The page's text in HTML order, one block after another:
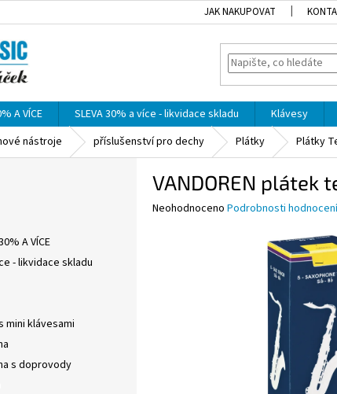
JAK NAKUPOVAT
A VÍCE SLEVA 30% a více - likvidace skladu Klávesy
nástroje příslušenství pro dechy Plátky Plátky
A VÍCE
- likvidace skladu
mini klávesami
s doprovody
VANDOREN plátek
Průměrné
Neohodnoceno Podrobnosti hodnocení